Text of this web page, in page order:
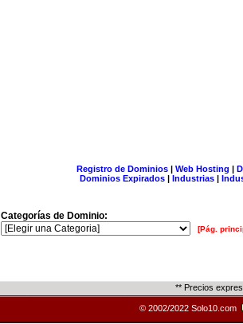
Registro de Dominios| Web Hosting |
Dominios Expirados | Industrias |
Categorías de Dominio:
[Pág.
** Precios
© 2002/2022 Solo10.com